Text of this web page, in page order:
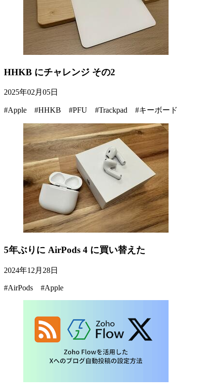
HHKB にチャレンジ その2
2025年02月05日
#Apple #HHKB #PFU #Trackpad #キーボード
5年ぶりに AirPods 4 に買い替えた
2024年12月28日
#AirPods #Apple